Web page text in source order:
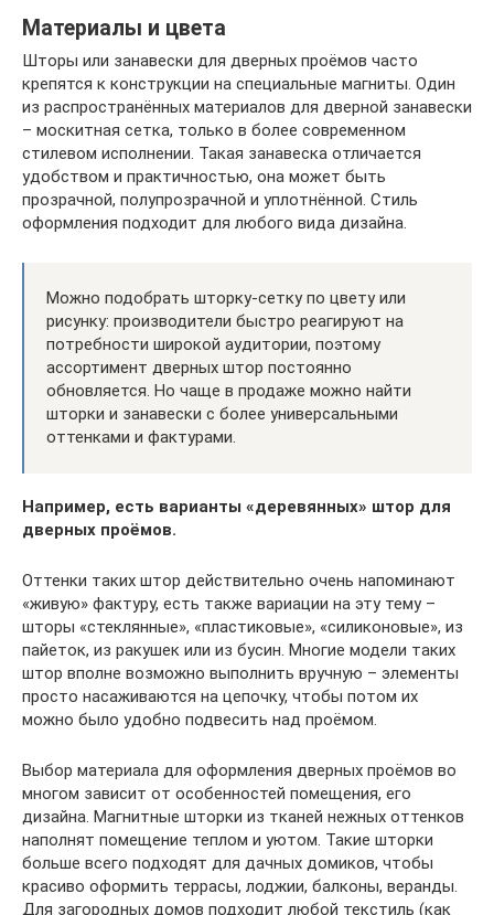
Материалы и цвета
Шторы или занавески для дверных проёмов часто
крепятся к конструкции на специальные магниты. Один
из распространённых материалов для дверной занавески
– москитная сетка, только в более современном
стилевом исполнении. Такая занавеска отличается
удобством и практичностью, она может быть
прозрачной, полупрозрачной и уплотнённой. Стиль
оформления подходит для любого вида дизайна.
Можно подобрать шторку-сетку по цвету или
рисунку: производители быстро реагируют на
потребности широкой аудитории, поэтому
ассортимент дверных штор постоянно
обновляется. Но чаще в продаже можно найти
шторки и занавески с более универсальными
оттенками и фактурами.
Например, есть варианты «деревянных» штор для
дверных проёмов.
Оттенки таких штор действительно очень напоминают
«живую» фактуру, есть также вариации на эту тему –
шторы «стеклянные», «пластиковые», «силиконовые», из
пайеток, из ракушек или из бусин. Многие модели таких
штор вполне возможно выполнить вручную – элементы
просто насаживаются на цепочку, чтобы потом их
можно было удобно подвесить над проёмом.
Выбор материала для оформления дверных проёмов во
многом зависит от особенностей помещения, его
дизайна. Магнитные шторки из тканей нежных оттенков
наполнят помещение теплом и уютом. Такие шторки
больше всего подходят для дачных домиков, чтобы
красиво оформить террасы, лоджии, балконы, веранды.
Для загородных домов подходит любой текстиль (как